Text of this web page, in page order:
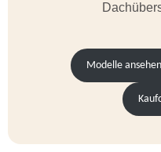
Modelle ansehen